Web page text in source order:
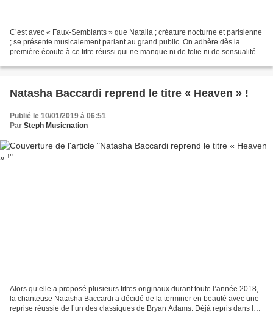
C’est avec « Faux-Semblants » que Natalia ; créature nocturne et parisienne
; se présente musicalement parlant au grand public. On adhère dès la
première écoute à ce titre réussi qui ne manque ni de folie ni de sensualité
Natasha Baccardi reprend le titre « Heaven » !
Publié le 10/01/2019 à 06:51
Par Steph Musicnation
Alors qu’elle a proposé plusieurs titres originaux durant toute l’année 2018,
la chanteuse Natasha Baccardi a décidé de la terminer en beauté avec une
reprise réussie de l’un des classiques de Bryan Adams. Déjà repris dans les